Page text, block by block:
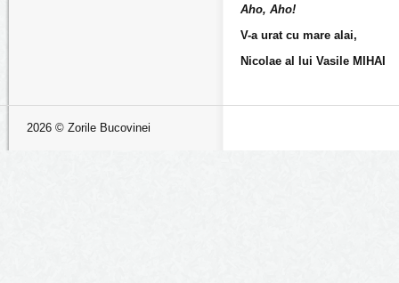
Aho, Aho!
V-a urat cu mare alai,
Nicolae al lui Vasile MIHAI
2026 © Zorile Bucovinei